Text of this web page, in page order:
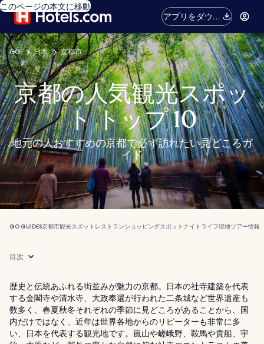
このページの本文に移動
アプリをダウン
ロード
GO 日本 京都市
京都の人気観光スポッ
ト トップ 10
地元の人おすすめの京都で必ず訪れたい見どころガ
イド
GO GUIDES京都市観光スポット レストランショッピングスポットナイトライフ現地ツアー情報
目次
歴史と伝統あふれる街並みが魅力の京都。日本の社寺建築を代表
する金閣寺や清水寺、大政奉還が行われた二条城など世界遺産も
数多く、春夏秋冬それぞれの季節に見どころがあることから、国
内だけではなく、近年は世界各地からのリピーターも非常に多
い、日本を代表する観光地です。嵐山や嵯峨野、鞍馬や貴船、宇